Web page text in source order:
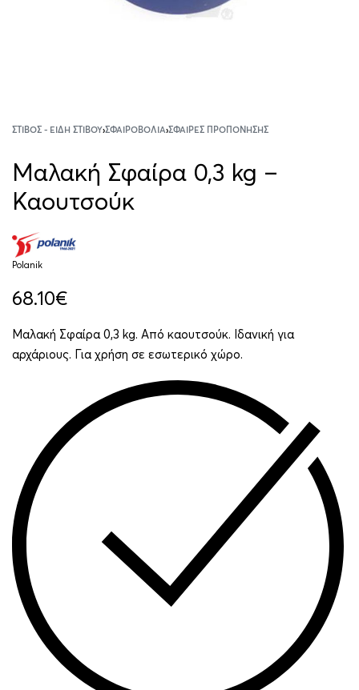
ΣΤΊΒΟΣ - ΕΊΔΗ ΣΤΊΒΟΥ›ΣΦΑΙΡΟΒΟΛΊΑ›ΣΦΑΊΡΕΣ ΠΡΟΠΌΝΗΣΗΣ
Μαλακή Σφαίρα 0,3 kg –
Καουτσούκ
Polanik
68.10€
Μαλακή Σφαίρα 0,3 kg. Από καουτσούκ. Ιδανική για
αρχάριους. Για χρήση σε εσωτερικό χώρο.